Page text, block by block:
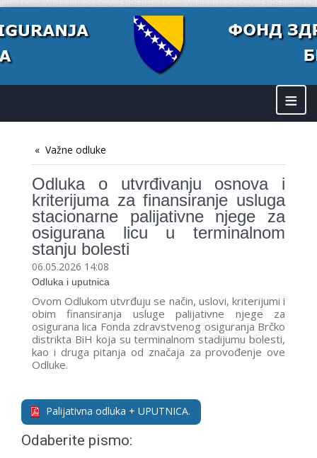
≡
Važne odluke
Odluka o utvrđivanju osnova i
kriterijuma za finansiranje usluga
stacionarne palijativne njege za
osigurana licu u terminalnom
stanju bolesti
06.05.2026 14:08
Odluka i uputnica
Ovom Odlukom utvrđuju se način, uslovi, kriterijumi i
obim finansiranja usluge palijativne njege za
osigurana lica Fonda zdravstvenog osiguranja Brčko
distrikta BiH koja su terminalnom stadijumu bolesti,
kao i druga pitanja od značaja za provođenje ove
Odluke.
Palijativna odluka + UPUTNICA.
Odaberite pismo: